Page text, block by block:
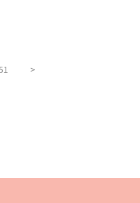
>